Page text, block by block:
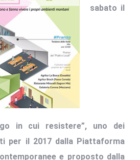
sabato il
in cui resistere”, uno dei
per il 2017 dalla Piattaforma
e proposto dalla